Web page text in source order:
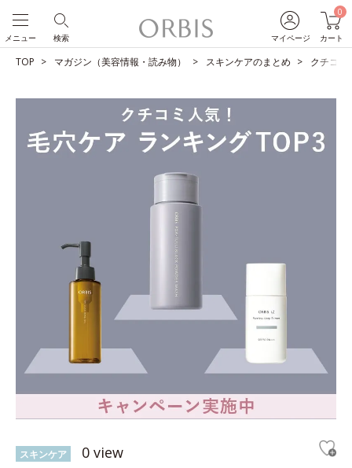
マイページ
0
カート
検索
メニュー
TOP マガジン（美容情報・読み物） スキンケアのまとめ クチコミ
スキンケア 0 view